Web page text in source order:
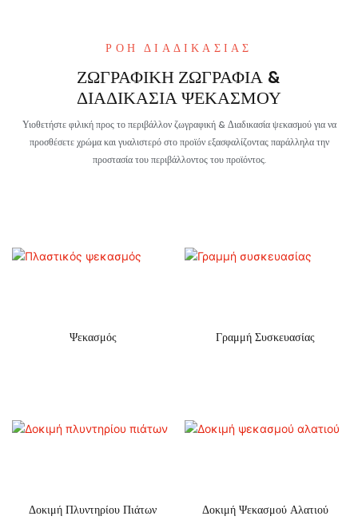
ΡΟΉ ΔΙΑΔΙΚΑΣΊΑΣ
ΖΩΓΡΑΦΙΚΉ ΖΩΓΡΑΦΊΑ &
ΔΙΑΔΙΚΑΣΊΑ ΨΕΚΑΣΜΟΎ
Υιοθετήστε φιλική προς το περιβάλλον ζωγραφική & Διαδικασία ψεκασμού για να
προσθέσετε χρώμα και γυαλιστερό στο προϊόν εξασφαλίζοντας παράλληλα την
προστασία του περιβάλλοντος του προϊόντος.
Ψεκασμός Γραμμή Συσκευασίας
Δοκιμή Πλυντηρίου Πιάτων Δοκιμή Ψεκασμού Αλατιού